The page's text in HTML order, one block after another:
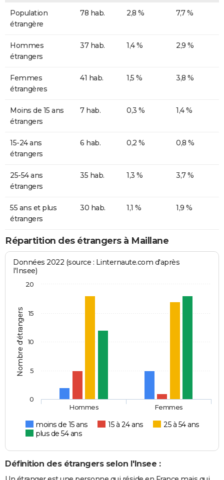
Population
étrangère
78 hab. 2,8 % 7,7 %
Hommes
étrangers
37 hab. 1,4 % 2,9 %
Femmes
étrangères
41 hab. 1,5 % 3,8 %
Moins de 15 ans
étrangers
7 hab. 0,3 % 1,4 %
15-24 ans
étrangers
6 hab. 0,2 % 0,8 %
25-54 ans
étrangers
35 hab. 1,3 % 3,7 %
55 ans et plus
étrangers
30 hab. 1,1 % 1,9 %
Répartition des étrangers à Maillane
Nombre d'étrangers
Données 2022 (source : Linternaute.com d'après
l'Insee)
moins de 15 ans 15 à 24 ans
25 à 54 ans
plus de 54 ans
Hommes Femmes
0
5
10
15
20
Définition des étrangers selon l'Insee :